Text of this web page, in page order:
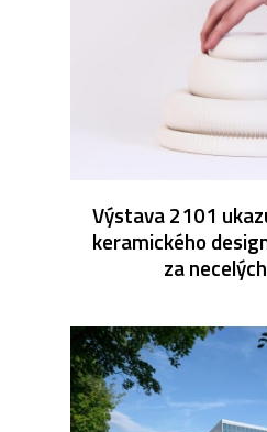
Výstava 2101
keramického
za